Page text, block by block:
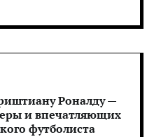
Роналду —
и впечатляющих
футболиста